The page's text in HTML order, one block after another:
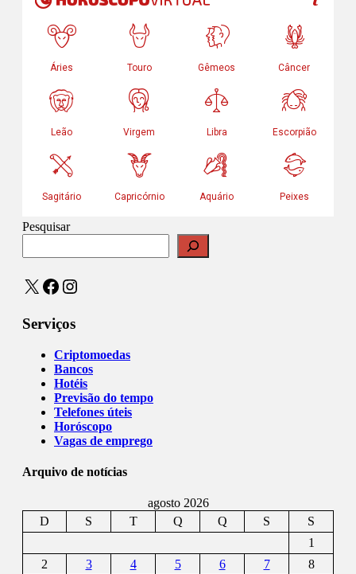
Pesquisar
X Facebook
Instagram
Serviços
Criptomoedas
Bancos
Hotéis
Previsão do tempo
Telefones úteis
Horóscopo
Vagas de emprego
Arquivo de notícias
agosto 2026
D
S T Q Q S
S
1
2
3 4 5 6 7
8